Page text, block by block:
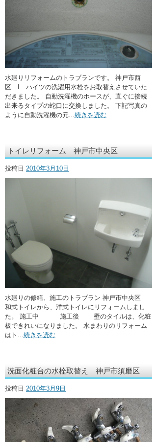
水廻りリフォームのトラブランです。 神戸市西
区 I ハイツの洗濯用水栓をお取替えさせていた
だきました。 自動洗濯機のホースが、直ぐに接続
出来るタイプの蛇口に交換しました。 下記写真の
ように自動洗濯機の元...続きを読む
トイレリフォーム 神戸市中央区
投稿日 2010年3月10日
水廻りの修繕、施工のトラブラン 神戸市中央区
和式トイレから、洋式トイレにリフォームしまし
た。 施工中 施工後 壁のタイルは、化粧
板できれいになりました。 水まわりのリフォーム
はト...続きを読む
洗面化粧台の水栓取替え 神戸市須磨区
投稿日 2010年3月9日